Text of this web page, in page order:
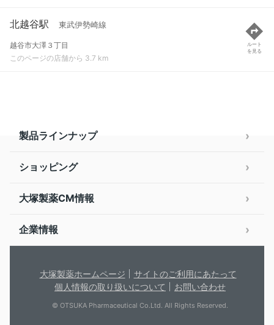
北越谷駅 東武伊勢崎線
越谷市大澤３丁目
このページの店舗から 3.7 km
ルート
を見る
製品ラインナップ
ショッピング
大塚製薬CM情報
企業情報
大塚製薬ホームページ
サイトのご利用にあたって
個人情報の取り扱いについて
お問い合わせ
© OTSUKA Pharmaceutical Co.Ltd. All Rights Reserved.